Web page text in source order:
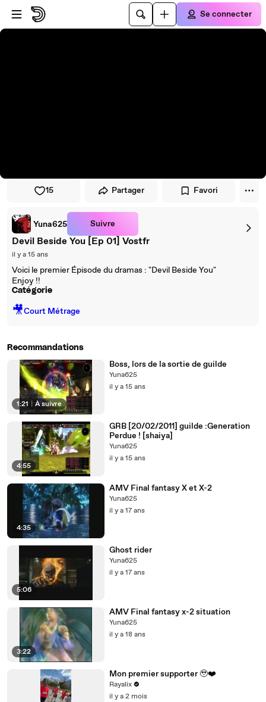
Passer au player
Passer au contenu principal
Se connecter
15 Partager Favori
Yuna625 Suivre
Devil Beside You [Ep 01] Vostfr
il y a 15 ans
Voici le premier Épisode du dramas : "Devil Beside You"
Enjoy !!
Catégorie
🎥Court Métrage
Recommandations
1:21 À suivre
Boss, lors de la sortie de guilde
Yuna625
il y a 15 ans
4:55
GRB [20/02/2011] guilde :Generation
Perdue ! [shaiya]
Yuna625
il y a 15 ans
4:35
AMV Final fantasy X et X-2
Yuna625
il y a 17 ans
5:06
Ghost rider
Yuna625
il y a 17 ans
3:22
AMV Final fantasy x-2 situation
Yuna625
il y a 18 ans
Mon premier supporter 🥹❤️
Rayalix
il y a 2 mois